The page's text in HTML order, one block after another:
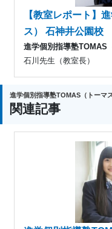
【教室レポート】
ス） 石神井公園校
進学個別指導塾TOMAS
石川先生（教室長）
進学個別指導塾TOMAS（トーマス
関連記事